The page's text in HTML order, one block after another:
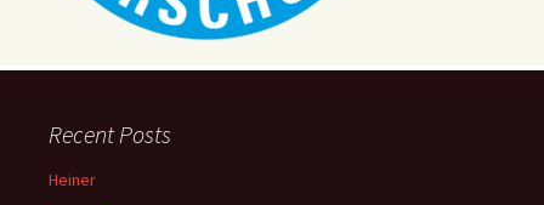
Recent Posts
Heiner